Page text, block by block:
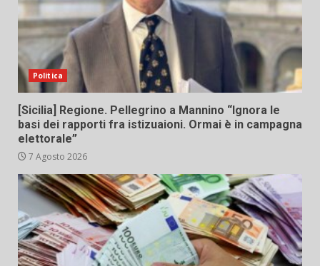
Politica
[Sicilia] Regione. Pellegrino a Mannino “Ignora le
basi dei rapporti fra istizuaioni. Ormai è in campagna
elettorale”
7 Agosto 2026